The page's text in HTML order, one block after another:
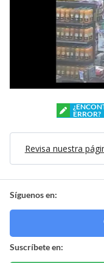
ERROR?
Revisa nuestra
Síguenos en:
Suscríbete en: